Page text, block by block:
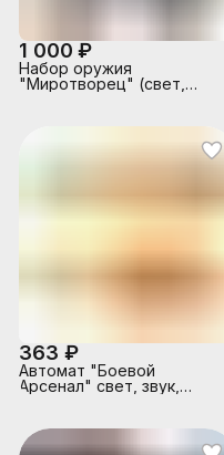
1 000 ₽
Набор оружия
"Миротворец" (свет,
363 ₽
Автомат "Боевой
Арсенал" свет, звук,